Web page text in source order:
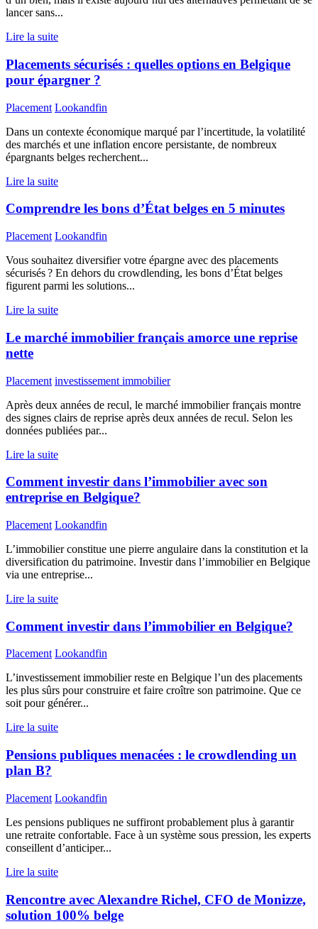
lancer sans...
Lire la suite
Placements sécurisés : quelles options en Belgique
pour épargner ?
Placement Lookandfin
Dans un contexte économique marqué par l’incertitude, la volatilité
des marchés et une inflation encore persistante, de nombreux
épargnants belges recherchent...
Lire la suite
Comprendre les bons d’État belges en 5 minutes
Placement Lookandfin
Vous souhaitez diversifier votre épargne avec des placements
sécurisés ? En dehors du crowdlending, les bons d’État belges
figurent parmi les solutions...
Lire la suite
Le marché immobilier français amorce une reprise
nette
Placement investissement immobilier
Après deux années de recul, le marché immobilier français montre
des signes clairs de reprise après deux années de recul. Selon les
données publiées par...
Lire la suite
Comment investir dans l’immobilier avec son
entreprise en Belgique?
Placement Lookandfin
L’immobilier constitue une pierre angulaire dans la constitution et la
diversification du patrimoine. Investir dans l’immobilier en Belgique
via une entreprise...
Lire la suite
Comment investir dans l’immobilier en Belgique?
Placement Lookandfin
L’investissement immobilier reste en Belgique l’un des placements
les plus sûrs pour construire et faire croître son patrimoine. Que ce
soit pour générer...
Lire la suite
Pensions publiques menacées : le crowdlending un
plan B?
Placement Lookandfin
Les pensions publiques ne suffiront probablement plus à garantir
une retraite confortable. Face à un système sous pression, les experts
conseillent d’anticiper...
Lire la suite
Rencontre avec Alexandre Richel, CFO de Monizze,
solution 100% belge